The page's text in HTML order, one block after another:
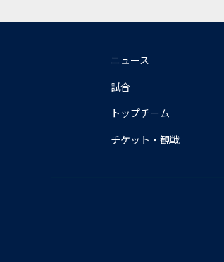
ニュース
試合
トップチーム
チケット・観戦